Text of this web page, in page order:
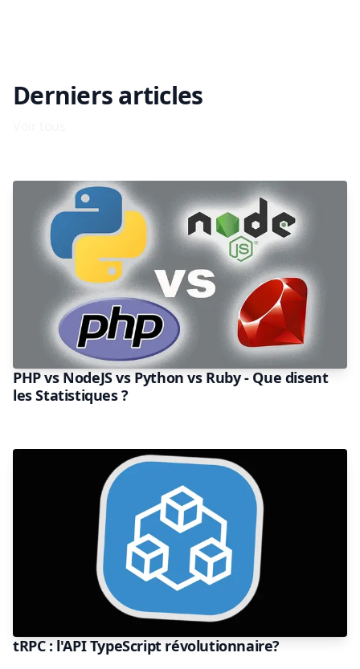
Derniers articles
PHP vs NodeJS vs Python vs Ruby - Que disent
les Statistiques ?
tRPC : l'API TypeScript révolutionnaire?